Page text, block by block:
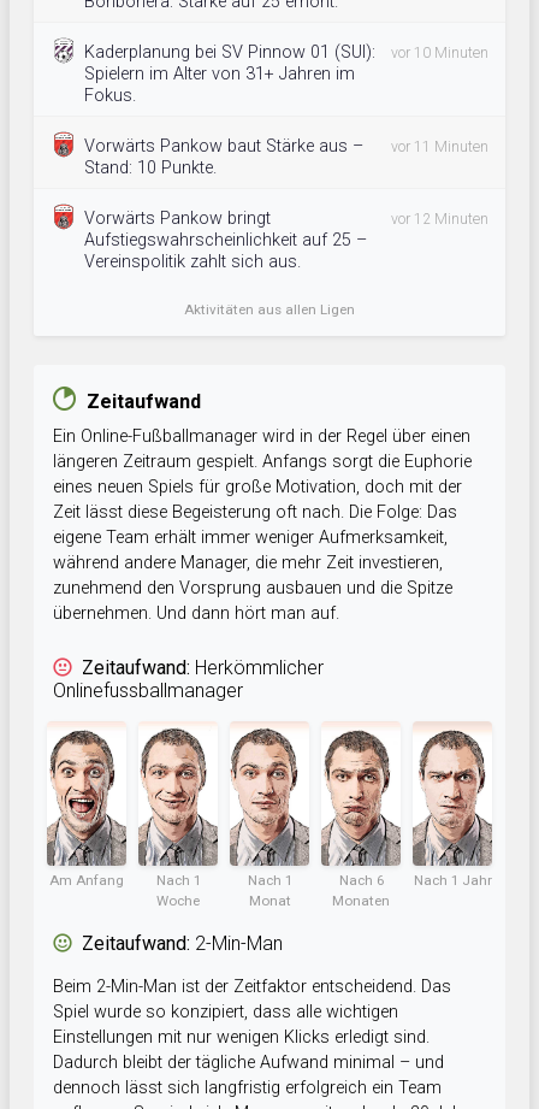
Kaderplanung bei SV Pinnow 01 (SUI):
Spielern im Alter von 31+ Jahren im
Fokus.
vor 10 Minuten
Vorwärts Pankow baut Stärke aus –
Stand: 10 Punkte.
vor 11 Minuten
Vorwärts Pankow bringt
Aufstiegswahrscheinlichkeit auf 25 –
Vereinspolitik zahlt sich aus.
vor 12 Minuten
Aktivitäten aus allen Ligen
Zeitaufwand
Ein Online-Fußballmanager wird in der Regel über einen
längeren Zeitraum gespielt. Anfangs sorgt die Euphorie
eines neuen Spiels für große Motivation, doch mit der
Zeit lässt diese Begeisterung oft nach. Die Folge: Das
eigene Team erhält immer weniger Aufmerksamkeit,
während andere Manager, die mehr Zeit investieren,
zunehmend den Vorsprung ausbauen und die Spitze
übernehmen. Und dann hört man auf.
Zeitaufwand: Herkömmlicher
Onlinefussballmanager
Am Anfang
Nach 1
Woche
Nach 1
Monat
Nach 6
Monaten
Nach 1 Jahr
Zeitaufwand: 2-Min-Man
Beim 2-Min-Man ist der Zeitfaktor entscheidend. Das
Spiel wurde so konzipiert, dass alle wichtigen
Einstellungen mit nur wenigen Klicks erledigt sind.
Dadurch bleibt der tägliche Aufwand minimal – und
dennoch lässt sich langfristig erfolgreich ein Team